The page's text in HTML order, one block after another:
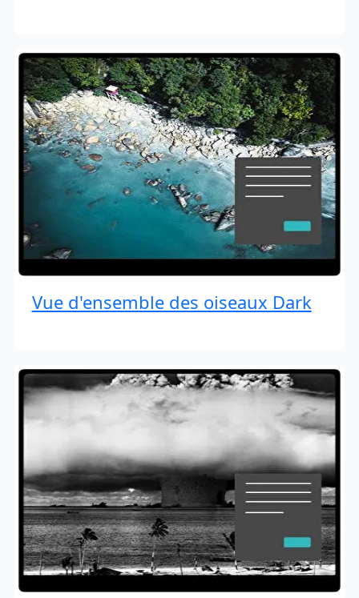
Vue d'ensemble des oiseaux Dark